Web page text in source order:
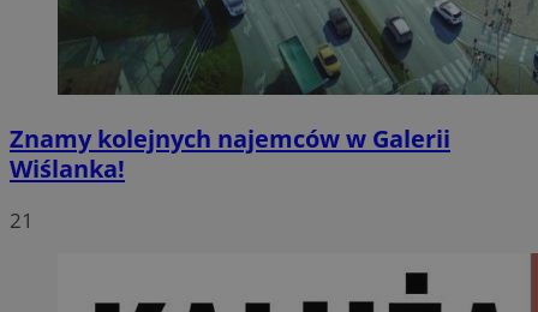
Znamy kolejnych najemców w Galerii
Wiślanka!
21